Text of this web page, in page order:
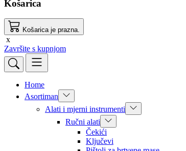
Košarica
Košarica je prazna.
x
Završite s kupnjom
Home
Asortiman
Alati i mjerni instrumenti
Ručni alati
Čekići
Ključevi